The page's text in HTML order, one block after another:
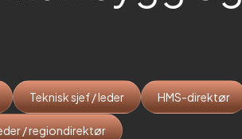
Teknisk sjef / leder HMS-direktør
/ regiondirektør